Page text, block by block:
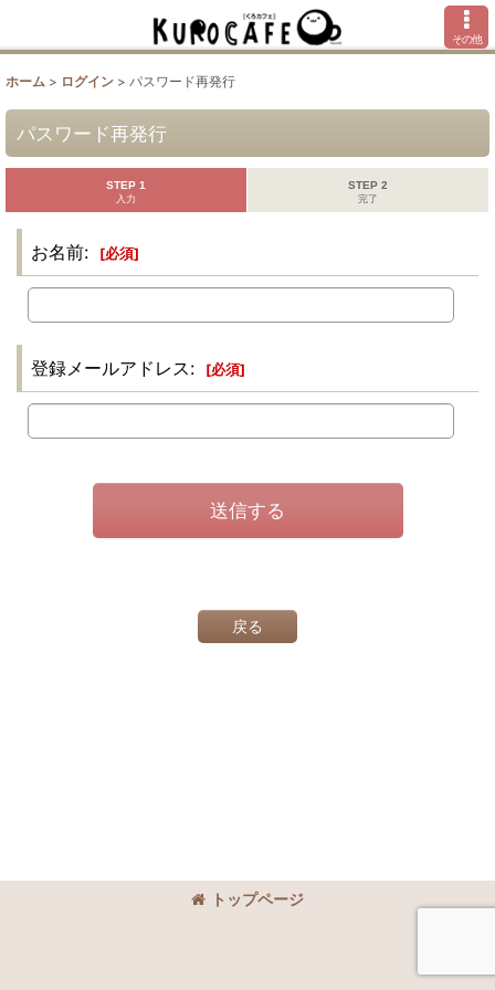
その他
ホーム > ログイン > パスワード再発行
パスワード再発行
STEP 1
入力
STEP 2
完了
お名前: [必須]
登録メールアドレス: [必須]
送信する
戻る
トップページ